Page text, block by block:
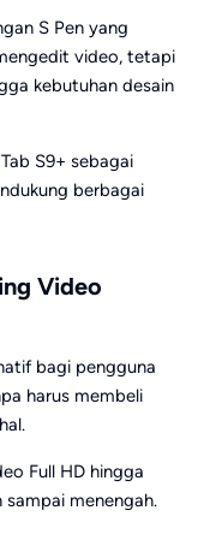
S Pen yang
video, tetapi
kebutuhan desain
S9+ sebagai
berbagai
Video
bagi pengguna
harus membeli
Full HD hingga
menengah.